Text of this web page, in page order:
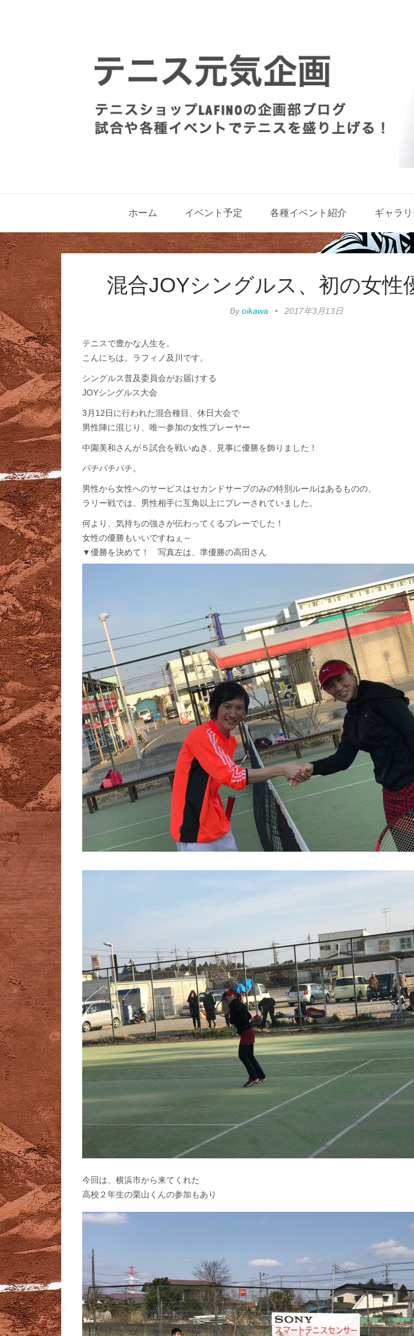
ホーム イベント予定 各種イベント紹介 ギャラ
混合JOYシングルス、初の女性
Byoikawa • 2017年3月13日
テニスで豊かな人生を。
こんにちは。ラフィノ及川です。
シングルス普及委員会がお届けする
JOYシングルス大会
3月12日に行われた混合種目、休日大会で
男性陣に混じり、唯一参加の女性プレーヤー
中園美和さんが５試合を戦いぬき、見事に優勝を飾りました！
パチパチパチ。
男性から女性へのサービスはセカンドサーブのみの特別ルールはあるものの、
ラリー戦では、男性相手に互角以上にプレーされていました。
何より、気持ちの強さが伝わってくるプレーでした！
女性の優勝もいいですねぇ～
▼優勝を決めて！ 写真左は、準優勝の高田さん
今回は、横浜市から来てくれた
高校２年生の栗山くんの参加もあり